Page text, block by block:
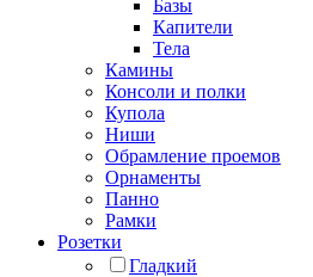
Базы
Капители
Тела
Камины
Консоли и полки
Купола
Ниши
Обрамление проемов
Орнаменты
Панно
Рамки
Розетки
Гладкий